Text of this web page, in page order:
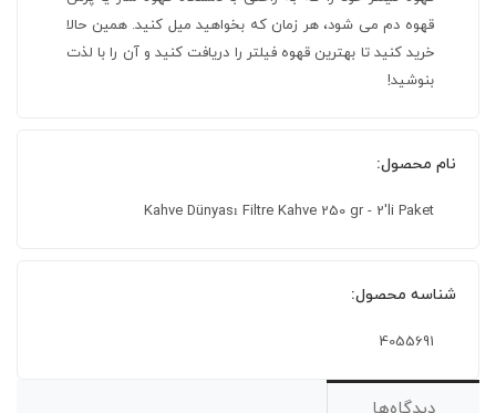
قهوه دم می شود، هر زمان که بخواهید میل کنید. همین حالا
خرید کنید تا بهترین قهوه فیلتر را دریافت کنید و آن را با لذت
بنوشید!
نام محصول:
Kahve Dünyası Filtre Kahve 250 gr - 2'li Paket
شناسه محصول:
4055691